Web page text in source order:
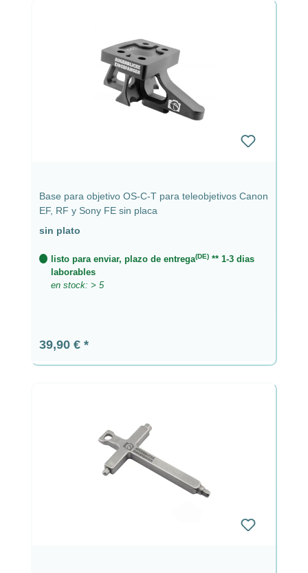
Base para objetivo OS-C-T para teleobjetivos Canon
EF, RF y Sony FE sin placa
sin plato
listo para enviar, plazo de entrega(DE) ** 1-3 dias
laborables
en stock: > 5
Precio normal:
39,90 €